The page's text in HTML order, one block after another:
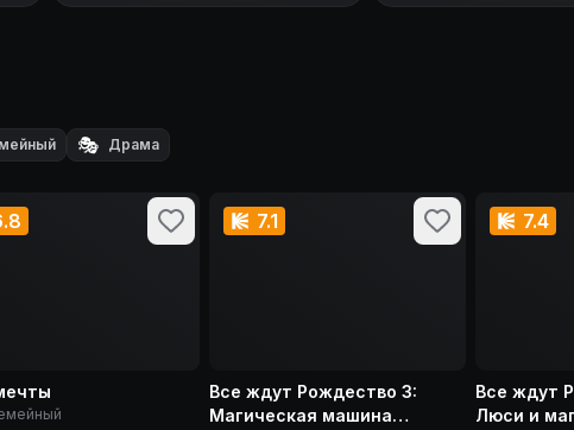
🎭 Драма
7.1
Все ждут Рождество 3:
Магическая машина
7.4
Все ждут
Люси и